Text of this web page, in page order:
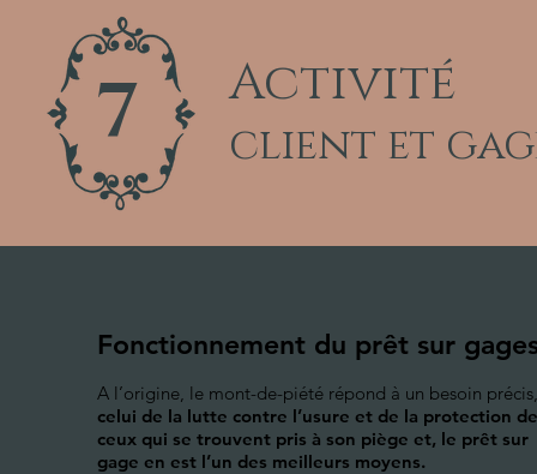
7 Activité
client et
Fonctionnement du prêt sur
A l’origine, le mont-de-piété répond à un besoin précis,
celui de la lutte contre l’usure et de la protection de
ceux qui se trouvent pris à son piège et, le prêt sur
gage en est l’un des meilleurs moyens.